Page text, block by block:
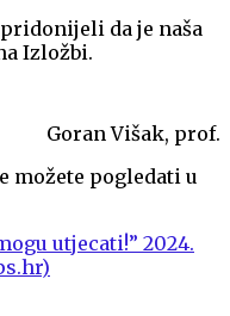
da je naša
Izložbi.
Goran Višak, prof.
možete pogledati u
utjecati!” 2024.